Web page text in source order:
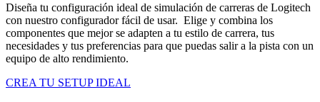
Diseña tu configuración ideal de simulación de carreras de Logitech
con nuestro configurador fácil de usar. Elige y combina los
componentes que mejor se adapten a tu estilo de carrera, tus
necesidades y tus preferencias para que puedas salir a la pista con un
equipo de alto rendimiento.
CREA TU SETUP IDEAL